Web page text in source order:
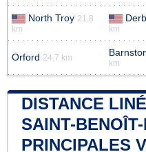
North Troy 21.8
km
km
Orford 24.7 km
km
DISTANCE
SAINT-
PRINCIPALES